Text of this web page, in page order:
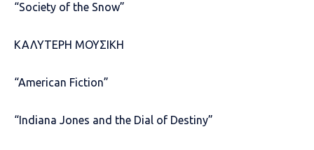
“Society of the Snow”
ΚΑΛΥΤΕΡΗ ΜΟΥΣΙΚΗ
“American Fiction”
“Indiana Jones and the Dial of Destiny”